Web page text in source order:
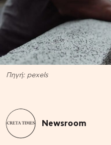
Πηγή: pexels
Newsroom